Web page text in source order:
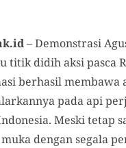
– Demonstrasi
titik didih aksi pasca
berhasil membawa
pada api
Meski tetap
dengan segala